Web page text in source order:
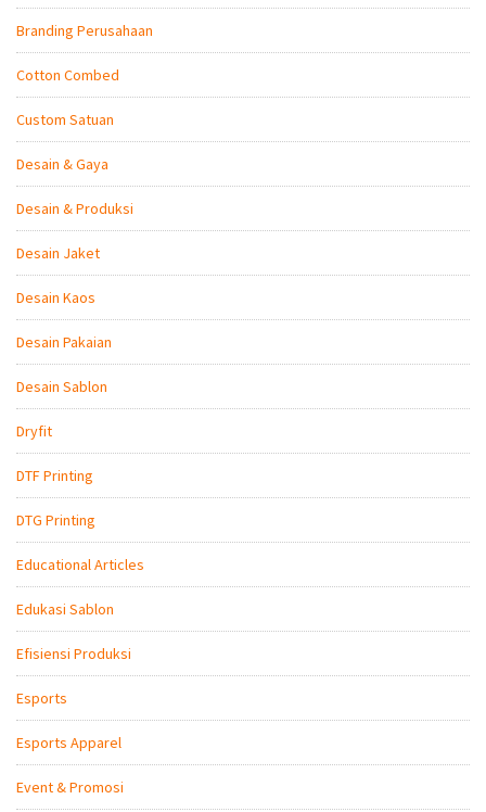
Branding Perusahaan
Cotton Combed
Custom Satuan
Desain & Gaya
Desain & Produksi
Desain Jaket
Desain Kaos
Desain Pakaian
Desain Sablon
Dryfit
DTF Printing
DTG Printing
Educational Articles
Edukasi Sablon
Efisiensi Produksi
Esports
Esports Apparel
Event & Promosi